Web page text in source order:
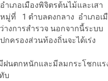
ภอเมืองพิจิตรต้นไม้และเสา
มู่ที่ 1 ตำบลดงกลาง อำเภอเ
งการสำรวจ นอกจากนี้ระบบ
กครองส่วนท้องถิ่นจะได้เร่ง
ฝนตกหนักและมีลมกระโชกแร
บ